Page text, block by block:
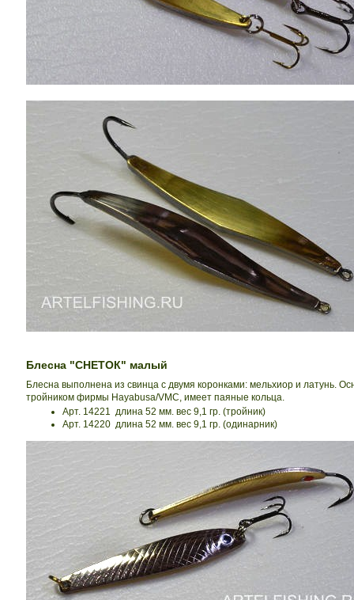
Блесна "СНЕТОК" малый
Блесна выполнена из свинца с двумя коронками: мельхиор и латунь.
тройником фирмы Hayabusa/VMC, имеет паяные кольца.
Арт. 14221 длина 52 мм. вес 9,1 гр. (тройник)
Арт. 14220 длина 52 мм. вес 9,1 гр. (одинарник)